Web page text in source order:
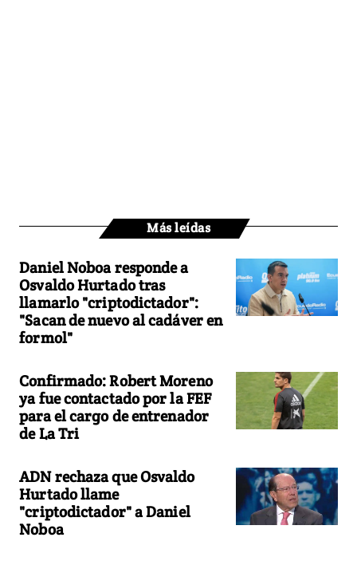
Más leídas
Daniel Noboa responde a
Osvaldo Hurtado tras
llamarlo "criptodictador":
"Sacan de nuevo al cadáver en
formol"
Confirmado: Robert Moreno
ya fue contactado por la FEF
para el cargo de entrenador
de La Tri
ADN rechaza que Osvaldo
Hurtado llame
"criptodictador" a Daniel
Noboa